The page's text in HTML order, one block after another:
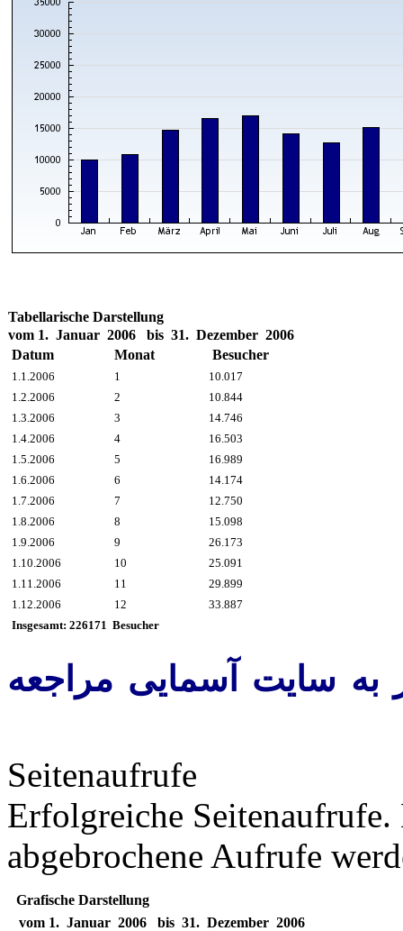
Tabellarische Darstellung
vom 1. Januar 2006 bis 31. Dezember 2006
Datum
Monat Besucher
1.1.2006 1
10.017
1.2.2006
2
10.844
1.3.2006
3
14.746
1.4.2006
4
16.503
1.5.2006
5
16.989
1.6.2006
6
14.174
1.7.2006
7
12.750
1.8.2006
8
15.098
1.9.2006
9
26.173
1.10.2006
10
25.091
1.11.2006
11
29.899
1.12.2006
12
33.887
Insgesamt: 226171 Besucher
647689 بار به سايت آسمايی مراجعه
Seitenaufrufe
Erfolgreiche
abgebrochene Aufrufe
Grafische Darstellung
vom 1. Januar 2006 bis 31. Dezember 2006